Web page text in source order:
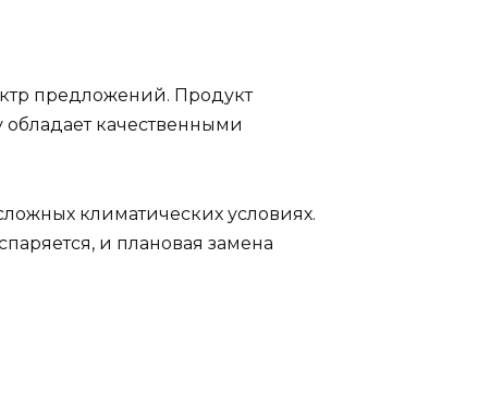
предложений. Продукт
качественными
климатических условиях.
и плановая замена